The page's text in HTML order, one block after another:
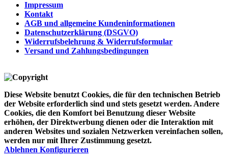
Impressum
Kontakt
AGB und allgemeine Kundeninformationen
Datenschutzerklärung (DSGVO)
Widerrufsbelehrung & Widerrufsformular
Versand und Zahlungsbedingungen
Diese Website benutzt Cookies, die für den technischen Betrieb
der Website erforderlich sind und stets gesetzt werden. Andere
Cookies, die den Komfort bei Benutzung dieser Website
erhöhen, der Direktwerbung dienen oder die Interaktion mit
anderen Websites und sozialen Netzwerken vereinfachen sollen,
werden nur mit Ihrer Zustimmung gesetzt.
Ablehnen Konfigurieren